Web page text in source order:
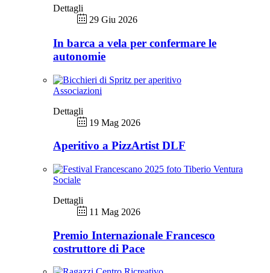
Dettagli
29 Giu 2026
In barca a vela per confermare le
autonomie
Associazioni
Dettagli
19 Mag 2026
Aperitivo a PizzArtist DLF
Sociale
Dettagli
11 Mag 2026
Premio Internazionale Francesco
costruttore di Pace